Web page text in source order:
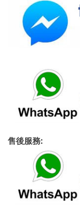
售後服務: